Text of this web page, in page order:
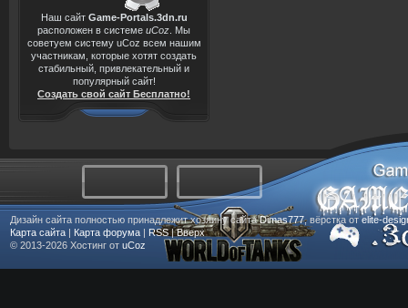
Наш сайт Game-Portals.3dn.ru
расположен в системе uCoz . Мы
советуем систему uCoz всем нашим
участникам, которые хотят создать
стабильный, привлекательный и
популярный сайт!
Создать свой сайт Бесплатно!
Дизайн сайта полностью принадлежит хозяину сайтаDimas777, вёрстка от elite-
Карта сайта | Карта форума | RSS|Вверх
© 2013-2026 Хостинг от uCoz